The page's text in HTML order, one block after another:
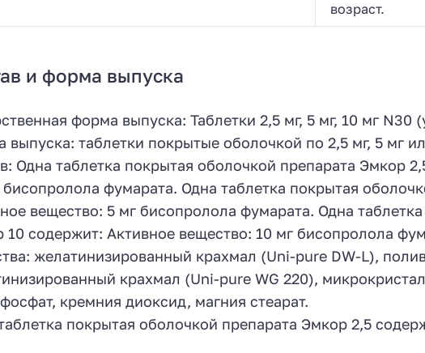
возраст.
и форма выпуска
форма выпуска: Таблетки 2,5 мг, 5 мг, 10 мг N30
выпуска: таблетки покрытые оболочкой по 2,5 мг, 5 мг
Одна таблетка покрытая оболочкой препарата Эмкор
бисопролола фумарата. Одна таблетка покрытая
вещество: 5 мг бисопролола фумарата. Одна
10 содержит: Активное вещество: 10 мг бисопролола
желатинизированный крахмал (Uni-pure DW-L),
крахмал (Uni-pure WG 220),
кремния диоксид, магния стеарат.
покрытая оболочкой препарата Эмкор 2,5